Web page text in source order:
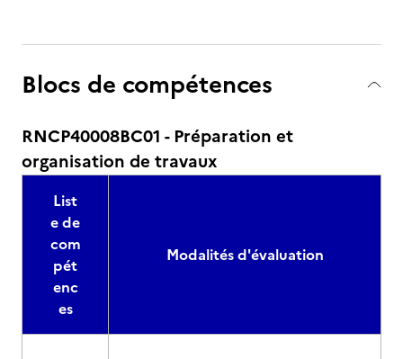
Blocs de compétences
RNCP40008BC01 - Préparation et
organisation de travaux
List
e de
com
pét
enc
es
Modalités d'évaluation